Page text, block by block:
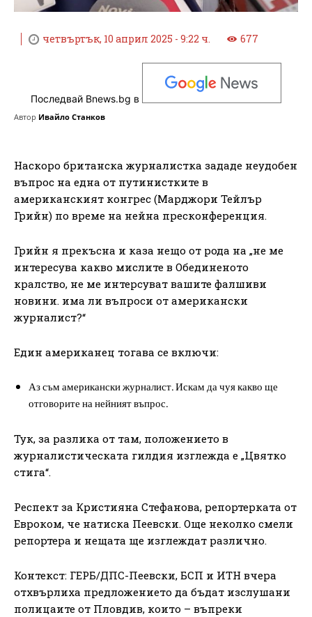
четвъртък, 10 април 2025 - 9:22 ч. 677
Последвай Bnews.bg в
Автор Ивайло Станков
Наскоро британска журналистка зададе неудобен
въпрос на една от путинистките в
американският конгрес (Марджори Тейлър
Грийн) по време на нейна пресконференция.
Грийн я прекъсна и каза нещо от рода на „не ме
интересува какво мислите в Обединеното
кралство, не ме интерсуват вашите фалшиви
новини. има ли въпроси от американски
журналист?“
Един американец тогава се включи:
Аз съм американски журналист. Искам да чуя какво ще
отговорите на нейният въпрос.
Тук, за разлика от там, положението в
журналистическата гилдия изглежда е „Цвятко
стига“.
Респект за Кристияна Стефанова, репортерката от
Евроком, че натиска Пеевски. Още неколко смели
репортера и нещата ще изглеждат различно.
Контекст: ГЕРБ/ДПС-Пеевски, БСП и ИТН вчера
отхвърлиха предложението да бъдат изслушани
полицаите от Пловдив, които – въпреки